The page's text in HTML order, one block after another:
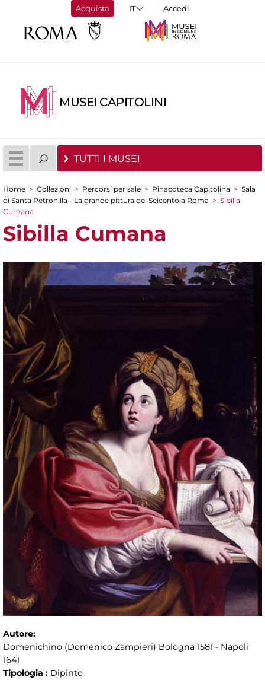
Acquista Accedi
MUSEI CAPITOLINI
TUTTI I MUSEI
Tu sei qui
Home > Collezioni > Percorsi per sale > Pinacoteca Capitolina > Sala
di Santa Petronilla - La grande pittura del Seicento a Roma > Sibilla
Cumana
Sibilla Cumana
Autore:
Domenichino (Domenico Zampieri) Bologna 1581 - Napoli
1641
Tipologia : Dipinto